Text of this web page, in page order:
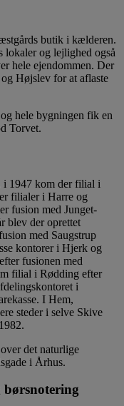
butik i kælderen.
og lejlighed også
hele ejendommen. Der
Højslev for at aflaste
hele bygningen fik en
Torvet.
i 1947 kom der filial i
filialer i Harre og
fusion med Junget-
blev der oprettet
med Saugstrup
kontorer i Hjerk og
fusionen med
filial i Rødding efter
i
I Hem,
steder i selve Skive
det naturlige
i Århus.
børsnotering